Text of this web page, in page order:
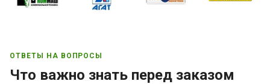
ОТВЕТЫ НА ВОПРОСЫ
Что важно знать перед заказом